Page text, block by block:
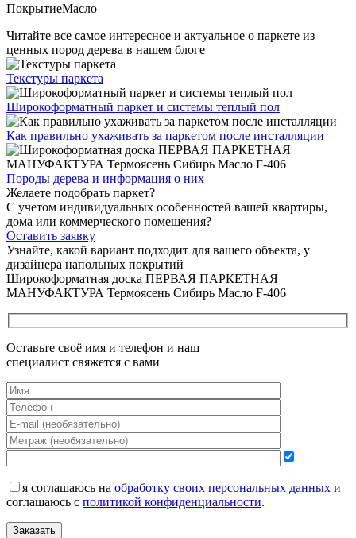
ПокрытиеМасло
Читайте все самое интересное и актуальное о паркете из
ценных пород дерева в нашем блоге
Текстуры паркета
Широкоформатный паркет и системы теплый пол
Как правильно ухаживать за паркетом после инсталляции
Породы дерева и информация о них
Желаете подобрать паркет?
С учетом индивидуальных особенностей вашей квартиры,
дома или коммерческого помещения?
Оставить заявку
Узнайте, какой вариант подходит для вашего объекта, у
дизайнера напольных покрытий
Широкоформатная доска ПЕРВАЯ ПАРКЕТНАЯ
МАНУФАКТУРА Термоясень Сибирь Масло F-406
Оставьте своё имя и телефон и наш
специалист свяжется с вами
я соглашаюсь на обработку своих персональных данных и
соглашаюсь с политикой конфиденциальности.
Заказать